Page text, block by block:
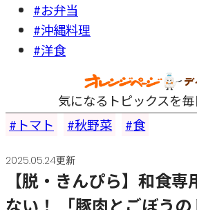
#お弁当
#沖縄料理
#洋食
気になるトピックスを
トマト
秋野菜 食
2025.05.24更新
【脱・きんぴら】和食
ない！ 「豚肉とごぼう